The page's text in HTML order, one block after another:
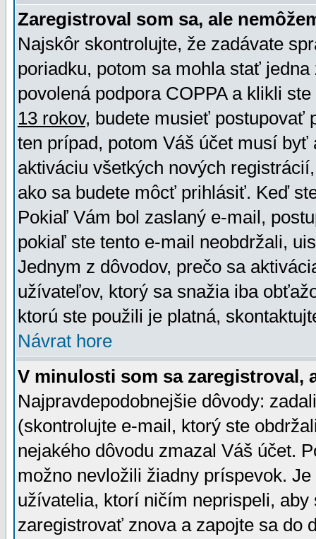
Zaregistroval som sa, ale
Najskôr skontrolujte, že zadávate
poriadku, potom sa mohla stať
povolená podpora COPPA a klikli
13 rokov, budete musieť postupovať
ten prípad, potom Váš účet musí
aktiváciu všetkých nových
ako sa budete môcť prihlásiť. Keď
Pokiaľ Vám bol zaslaný e-mail,
pokiaľ ste tento e-mail neobdržali,
Jednym z dôvodov, prečo sa
užívateľov, ktorý sa snažia iba
ktorú ste použili je platná,
Návrat hore
V minulosti som sa zaregistroval,
Najpravdepodobnejšie dôvody:
(skontrolujte e-mail, ktorý ste
nejakého dôvodu zmazal Váš účet.
možno nevložili žiadny príspevok.
užívatelia, ktorí ničím neprispeli,
zaregistrovať znova a zapojte sa do